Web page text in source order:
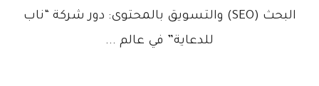
البحث (SEO) والتسويق بالمحتوى: دور شركة “ناب
للدعاية” في عالم ...